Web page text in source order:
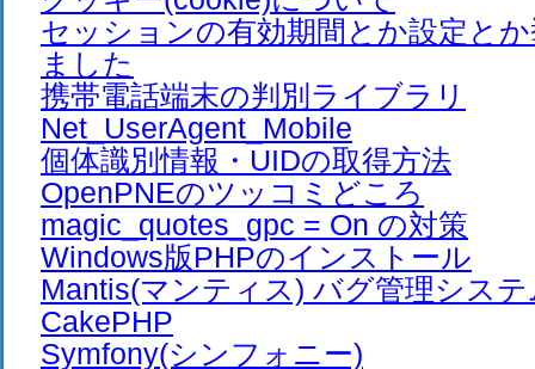
セッションの有効期間とか設定と
ました
携帯電話端末の判別ライブラリ
Net_UserAgent_Mobile
個体識別情報・UIDの取得方法
OpenPNEのツッコミどころ
magic_quotes_gpc = On の対策
Windows版PHPのインストール
Mantis(マンティス) バグ管理システ
CakePHP
Symfony(シンフォニー)